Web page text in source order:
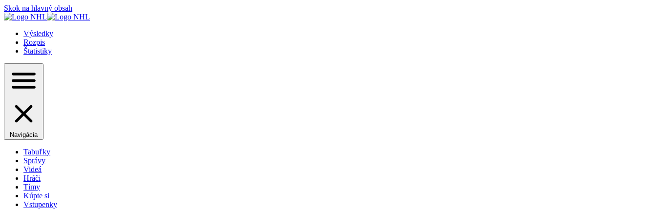
Skok na hlavný obsah
Výsledky
Rozpis
Štatistiky
Navigácia
Tabuľky
Správy
Videá
Hráči
Tímy
Kúpte si
Vstupenky